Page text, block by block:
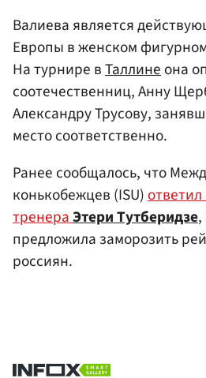
Валиева является
Европы в женском
На турнире вТаллинеона
соотечественниц, Анну
Александру Трусову,
место соответственно.
Ранее сообщалось, что
конькобежцев (ISU)
тренераЭтери Тутберидзе,
предложила заморозить
россиян.